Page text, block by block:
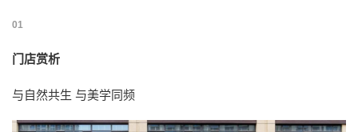
01
门店赏析
与自然共生 与美学同频